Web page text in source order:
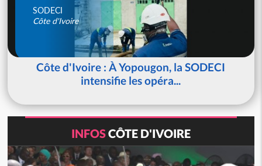
SODECI
Côte d'Ivoire
Côte d'Ivoire : À Yopougon, la SODECI
intensifie les opéra...
INFOSCÔTE D'IVOIRE